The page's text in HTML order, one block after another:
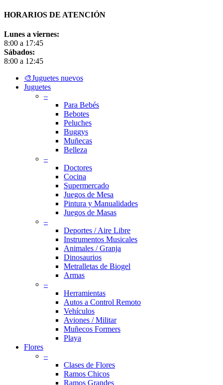
HORARIOS DE ATENCIÓN
Lunes a viernes:
8:00 a 17:45
Sábados:
8:00 a 12:45
Close
Menu
🎨Juguetes nuevos
Juguetes
–
Para Bebés
Bebotes
Peluches
Buggys
Muñecas
Belleza
–
Doctores
Cocina
Supermercado
Juegos de Mesa
Pintura y Manualidades
Juegos de Masas
–
Deportes / Aire Libre
Instrumentos Musicales
Animales / Granja
Dinosaurios
Metralletas de Biogel
Armas
–
Herramientas
Autos a Control Remoto
Vehículos
Aviones / Militar
Muñecos Formers
Playa
Flores
–
Clases de Flores
Ramos Chicos
Ramos Grandes